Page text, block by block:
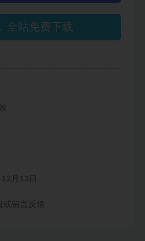
全站免费下载
月13日
或留言反馈